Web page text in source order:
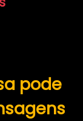
pode